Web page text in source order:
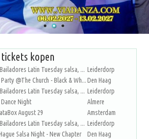
kopen
Latin Tuesday salsa, ... Leiderdorp
@The Church - Black & Wh...Den Haag
Latin Tuesday salsa, ... Leiderdorp
Night
Almere
August 29
Amsterdam
Latin Tuesday salsa, ... Leiderdorp
Salsa Night - New Chapter
Den Haag